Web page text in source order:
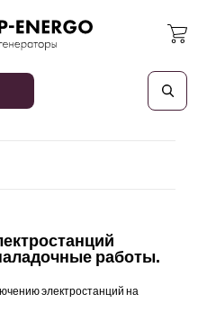
работы.
электростанций на